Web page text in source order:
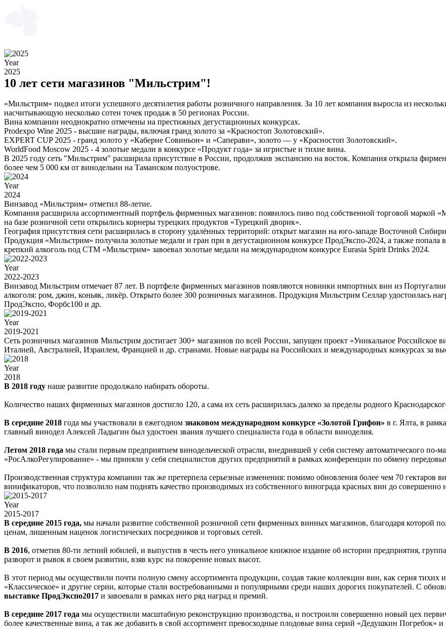
Year
2025
10 лет сети магазинов "Мильстрим"!
«Мильстрим» подвел итоги успешного десятилетия работы розничного направления. За 10 лет компания выросла из
насчитывающую несколько сотен точек продаж в 50 регионах России.
Вина компании неоднократно отмечены на престижных дегустационных конкурсах.
Prodexpo Wine 2025 - высшие награды, включая гранд золото за «Красностоп Золотовский».
EXPERT CUP 2025 - гранд золото у «Каберне Совиньон» и «Саперави», золото — у «Красностоп Золотовский».
WorldFood Moscow 2025 - 4 золотые медали в конкурсе «Продукт года» за игристые и тихие вина.
В 2025 году сеть "Мильстрим" расширила присутствие в России, продолжив экспансию на восток. Компания открыла
более чем 5 000 км от винодельни на Таманском полуострове.
Year
2024
Винзавод «Мильстрим» отметил 88-летие.
Компания расширила ассортиментный портфель фирменных магазинов: появилось пиво под собственной торговой маркой
на базе розничной сети открылись корнеры турецких продуктов «Турецкий дворик».
География присутствия сети расширилась в сторону удалённых территорий: открыт магазин на юго-западе Восточной
Продукция «Мильстрим» получила золотые медали и гран при в дегустационном конкурсе ПродЭкспо-2024, а также
крепкий алкоголь под СТМ «Мильстрим» завоевал золотые медали на международном конкурсе Eurasia Spirit Drinks 2024.
Year
2022-2023
Винзавод Мильстрим отмечает 87 лет. В портфеле фирменных магазинов появляются новинки импортных вин из
алкоголя: ром, джин, коньяк, ликёр. Открыто более 300 розничных магазинов. Продукция Мильстрим Селлар удостоилась
ПродЭкспо, Форбс100 и др.
Year
2019-2021
Сеть розничных магазинов Мильстрим достигает 300+ магазинов по всей России, запущен проект «Уникальное Российское
Италией, Австралией, Израилем, Францией и др. странами. Новые награды на Российских и международных конкурсах за
Year
2018
В 2018 году наше развитие продолжало набирать обороты.
Количество наших фирменных магазинов достигло 120, а сама их сеть расширилась далеко за пределы родного
В середине 2018 года мы участвовали в ежегодном знаковом международном конкурсе «Золотой Грифон» в г. Ялта, в
главный винодел Алексей Ладыгин был удостоен звания лучшего специалиста года в области виноделия.
Летом 2018 года мы стали первым предприятием винодельческой отрасли, внедрившей у себя систему автоматического по-
«РосАлкоРегулирование» - мы приняли у себя специалистов других предприятий в рамках конференции по обмену
Производственная структура компании так же претерпела серьезные изменения: помимо обновления более чем 70
винификаторов, что позволило нам поднять качество производимых из собственного винограда красных вин до совершенно
Year
2015-2017
В середине 2015 года, мы начали развитие собственной розничной сети фирменных винных магазинов, благодаря которой
ценам, лишенным наценок логистических посредников и торговых сетей.
В 2016, отметив 80-ти летний юбилей, и выпустив в честь него уникальное книжное издание об истории предприятия,
разворот и рывок в своем развитии, взяв курс на покорение новых высот.
В этот период мы осуществили почти полную смену ассортимента продукции, создав такие коллекции вин, как серия
«Классическое» и другие серии, которые стали востребованными и популярными среди наших дорогих покупателей. С
выставке ПродЭкспо2017 и завоевали в рамках него ряд наград и премий.
В середине 2017 года мы осуществили масштабную реконструкцию производства, и построили совершенно новый цех
более качественные вина, а так же добавить в свой ассортимент превосходные плодовые вина серий «Дедушкин Погребок»